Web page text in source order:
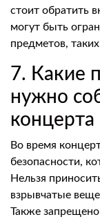
стоит обратить
могут быть
предметов,
7. Какие
нужно
концерта
Во время
безопасности,
Нельзя
взрывчатые
Также запрещено